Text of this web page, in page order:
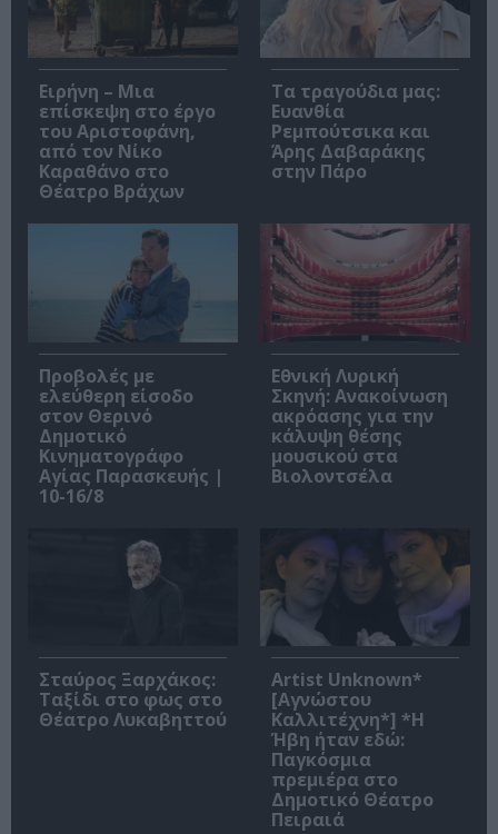
Ειρήνη – Μια
επίσκεψη στο έργο
του Αριστοφάνη,
από τον Νίκο
Καραθάνο στο
Θέατρο Βράχων
Τα τραγούδια μας:
Ευανθία
Ρεμπούτσικα και
Άρης Δαβαράκης
στην Πάρο
Προβολές με
ελεύθερη είσοδο
στον Θερινό
Δημοτικό
Κινηματογράφο
Αγίας Παρασκευής |
10-16/8
Εθνική Λυρική
Σκηνή: Ανακοίνωση
ακρόασης για την
κάλυψη θέσης
μουσικού στα
Βιολοντσέλα
Σταύρος Ξαρχάκος:
Ταξίδι στο φως στο
Θέατρο Λυκαβηττού
Artist Unknown*
[Αγνώστου
Καλλιτέχνη*] *Η
Ήβη ήταν εδώ:
Παγκόσμια
πρεμιέρα στο
Δημοτικό Θέατρο
Πειραιά